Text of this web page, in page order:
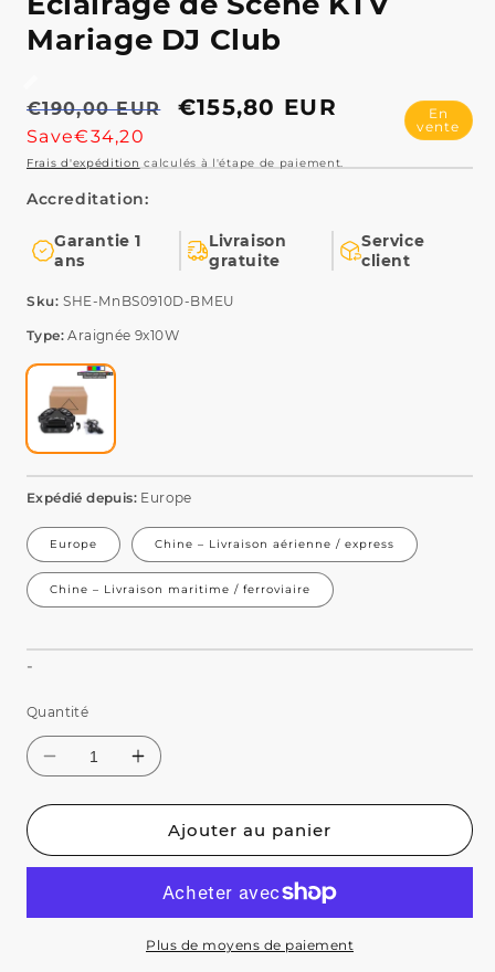
Prix
habituel
€190,00 EUR
Prix
€155,80 EUR
Save€34,20
En
vente
Garantie 1
ans
Livraison
gratuite
Service
client
Type:Araignée 9x10W
Expédié depuis: Europe
Europe Chine – Livraison aérienne / express
Chine – Livraison maritime / ferroviaire
Augmenter
Ajouter au panier
Plus de moyens de paiement